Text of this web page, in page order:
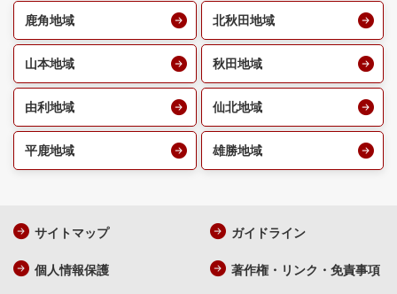
鹿角地域 北秋田地域
山本地域 秋田地域
由利地域 仙北地域
平鹿地域 雄勝地域
サイトマップ ガイドライン
個人情報保護 著作権・リンク・免責事項